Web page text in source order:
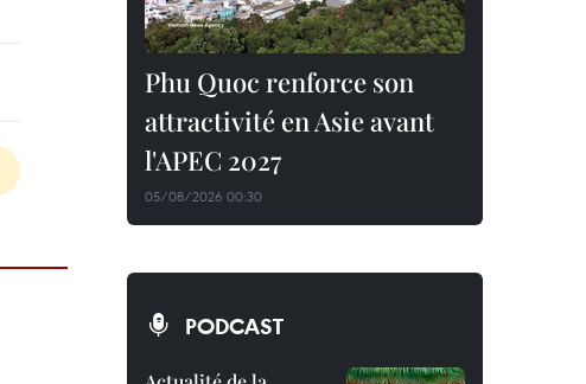
Phu Quoc renforce son
attractivité en Asie avant
l'APEC 2027
05/08/2026 00:30
PODCAST